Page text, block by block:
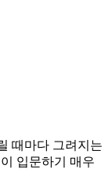
때마다 그려지는
입문하기 매우